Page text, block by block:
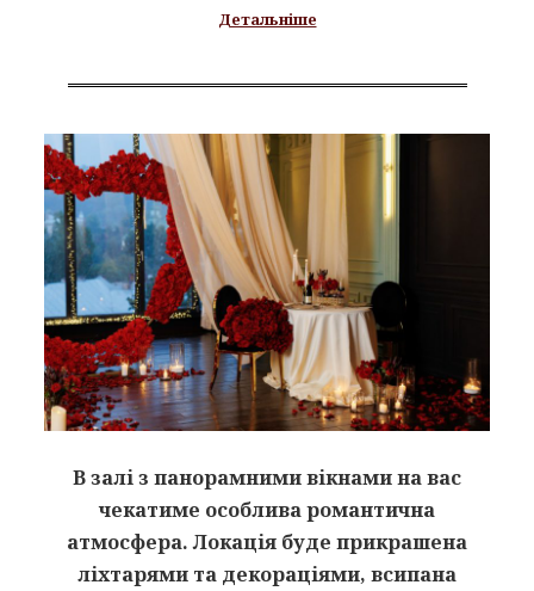
Детальніше
В залі з панорамними вікнами на вас
чекатиме особлива романтична
атмосфера. Локація буде прикрашена
ліхтарями та декораціями, всипана